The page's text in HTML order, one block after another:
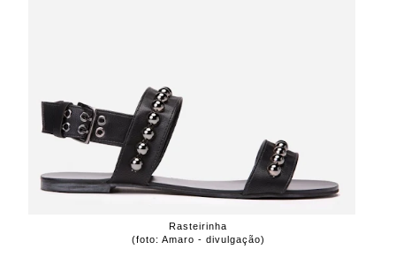
Rasteirinha
(foto: Amaro - divulgação)